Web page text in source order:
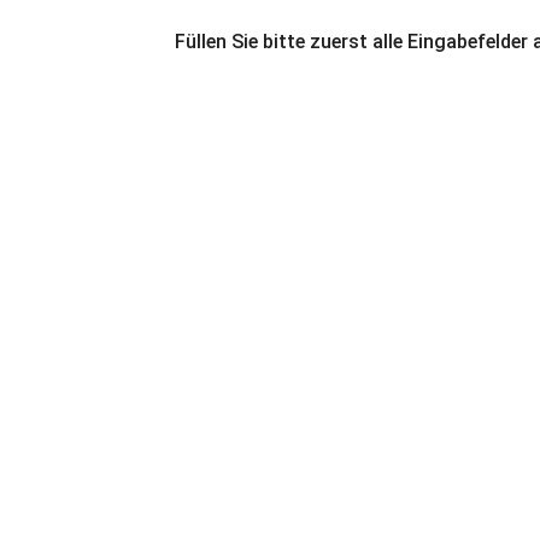
Füllen Sie bitte zuerst alle Eingabefelder